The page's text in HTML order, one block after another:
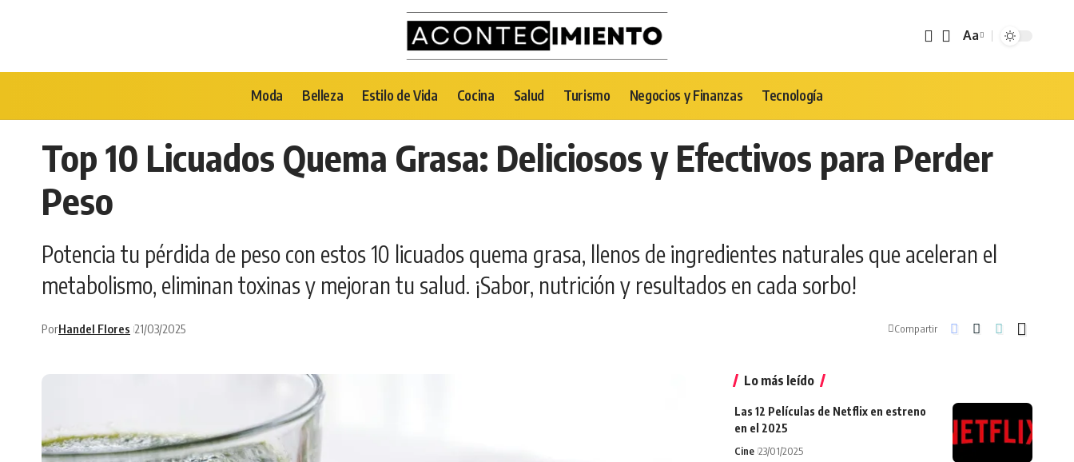
Tamaño
Aa
Moda Belleza Estilo de Vida Cocina Salud Turismo Negocios y Finanzas Tecnología
Top 10 Licuados Quema Grasa: Deliciosos y Efectivos para Perder
Peso
Potencia tu pérdida de peso con estos 10 licuados quema grasa, llenos de ingredientes naturales que aceleran el
metabolismo, eliminan toxinas y mejoran tu salud. ¡Sabor, nutrición y resultados en cada sorbo!
PorHandel Flores 21/03/2025 Compartir
Lo más leído
Las 12 Películas de Netflix en estreno
en el 2025
Cine 23/01/2025